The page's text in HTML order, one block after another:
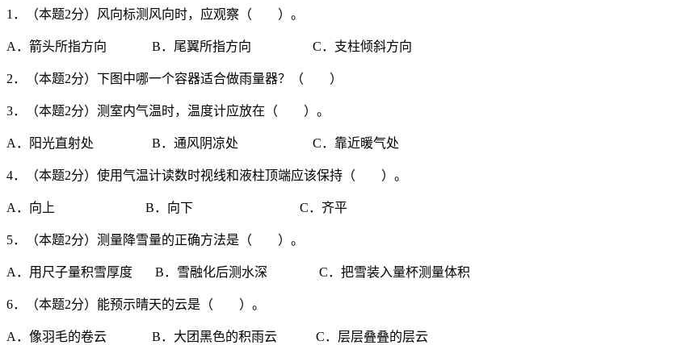
1．（本题2分）风向标测风向时，应观察（ ）。
A．箭头所指方向 B．尾翼所指方向 C．支柱倾斜方向
2．（本题2分）下图中哪一个容器适合做雨量器？（ ）
3．（本题2分）测室内气温时，温度计应放在（ ）。
A．阳光直射处 B．通风阴凉处 C．靠近暖气处
4．（本题2分）使用气温计读数时视线和液柱顶端应该保持（ ）。
A．向上 B．向下 C．齐平
5．（本题2分）测量降雪量的正确方法是（ ）。
A．用尺子量积雪厚度 B．雪融化后测水深 C．把雪装入量杯测量体积
6．（本题2分）能预示晴天的云是（ ）。
A．像羽毛的卷云 B．大团黑色的积雨云 C．层层叠叠的层云